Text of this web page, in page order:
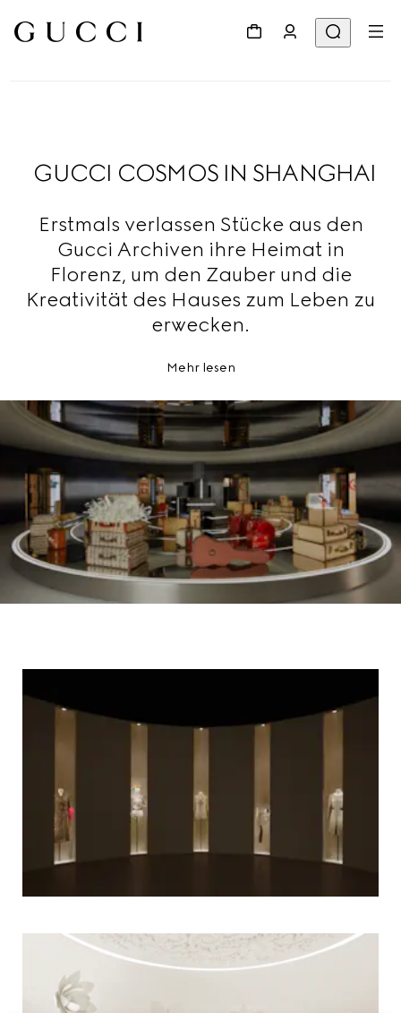
GUCCI COSMOS IN SHANGHAI
Erstmals verlassen Stücke aus den
Gucci Archiven ihre Heimat in
Florenz, um den Zauber und die
Kreativität des Hauses zum Leben zu
erwecken.
Mehr lesen